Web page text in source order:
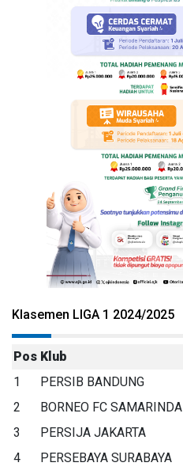
Klasemen LIGA 1 2024/2025
Pos Klub
1
PERSIB BANDUNG
2
BORNEO FC SAMARINDA
3
PERSIJA JAKARTA
4
PERSEBAYA SURABAYA